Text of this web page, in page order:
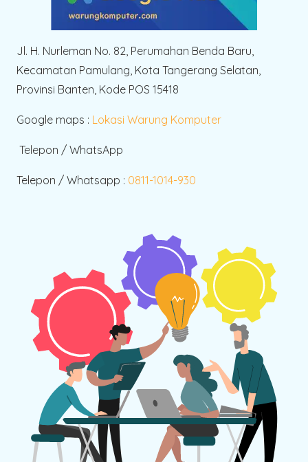
Jl. H. Nurleman No. 82, Perumahan Benda Baru,
Kecamatan Pamulang, Kota Tangerang Selatan,
Provinsi Banten, Kode POS 15418
Google maps : Lokasi Warung Komputer
Telepon / WhatsApp
Telepon / Whatsapp : 0811-1014-930